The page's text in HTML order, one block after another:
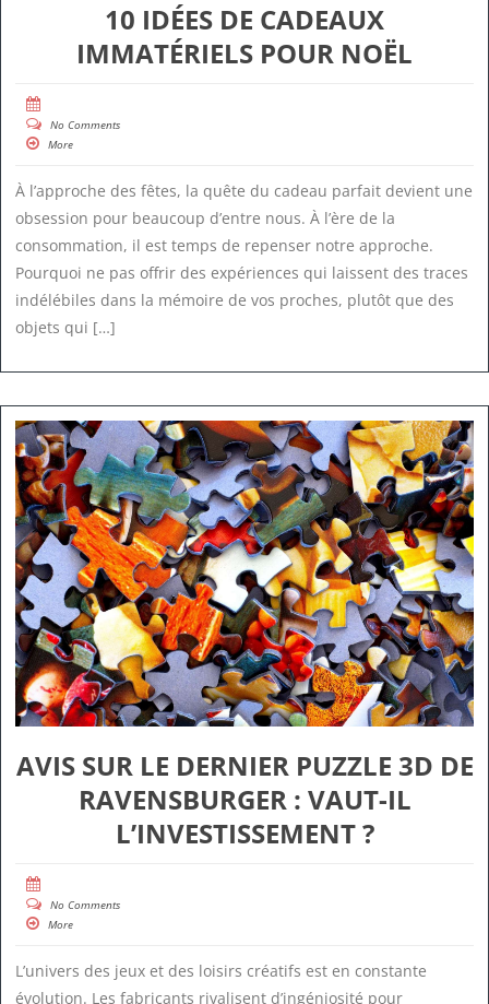
10 IDÉES DE CADEAUX
IMMATÉRIELS POUR NOËL
No Comments
More
À l’approche des fêtes, la quête du cadeau parfait devient une
obsession pour beaucoup d’entre nous. À l’ère de la
consommation, il est temps de repenser notre approche.
Pourquoi ne pas offrir des expériences qui laissent des traces
indélébiles dans la mémoire de vos proches, plutôt que des
objets qui […]
AVIS SUR LE DERNIER PUZZLE 3D DE
RAVENSBURGER : VAUT-IL
L’INVESTISSEMENT ?
No Comments
More
L’univers des jeux et des loisirs créatifs est en constante
évolution. Les fabricants rivalisent d’ingéniosité pour